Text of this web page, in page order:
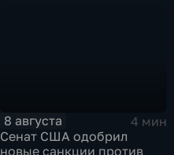
8 августа
4 мин
Сенат США одобрил
новые санкции против